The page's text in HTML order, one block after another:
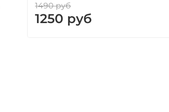
1490 руб
1250 руб